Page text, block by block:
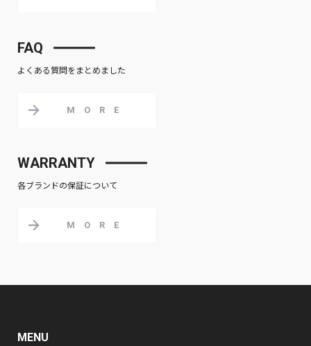
FAQ
よくある質問をまとめました
MORE
WARRANTY
各ブランドの保証について
MORE
MENU